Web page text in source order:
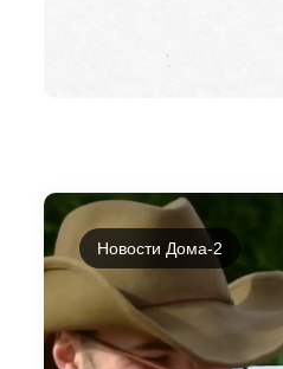
Новости Дома-2